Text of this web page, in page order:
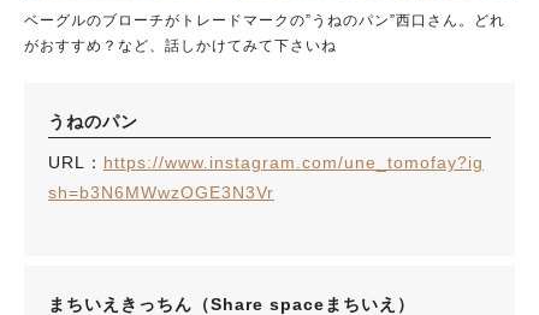
ベーグルのブローチがトレードマークの”うねのパン”西口さん。どれ
がおすすめ？など、話しかけてみて下さいね
うねのパン
URL： https://www.instagram.com/une_tomofay?ig
sh=b3N6MWwzOGE3N3Vr
まちいえきっちん（Share spaceまちいえ）